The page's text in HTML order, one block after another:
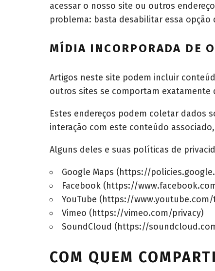
acessar o nosso site ou outros
problema: basta desabilitar essa
MÍDIA INCORPORADA DE
Artigos neste site podem incluir
outros sites se comportam exatamente
Estes endereços podem coletar dados
interação com este conteúdo
Alguns deles e suas políticas de
Google Maps (https://
Facebook (https://
YouTube (https://
Vimeo (https://vimeo.com/privacy)
SoundCloud (https://
COM QUEM